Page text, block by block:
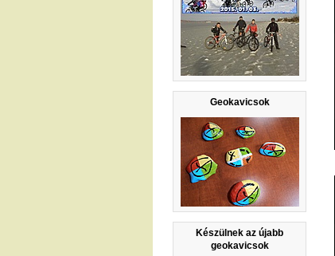
Geokavicsok
Készülnek az újabb
geokavicsok